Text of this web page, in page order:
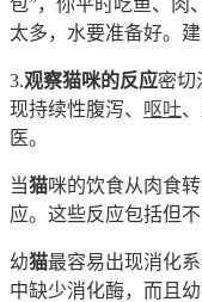
太多，水要准备好。
3.观察猫咪的反应密切
现持续性腹泻、
呕吐
医。
当猫咪的饮食从肉食
应。这些反应包括但不
幼猫最容易出现消化
中缺少消化酶，而且幼